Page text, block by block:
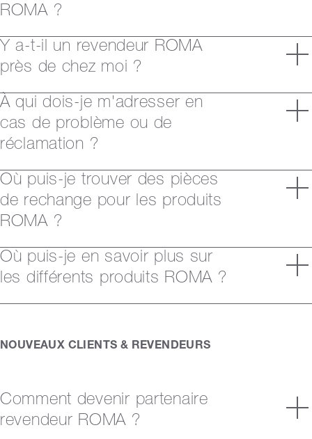
ROMA ?
Y a-t-il un revendeur ROMA
près de chez moi ?
À qui dois-je m'adresser en
cas de problème ou de
réclamation ?
Où puis-je trouver des pièces
de rechange pour les produits
ROMA ?
Où puis-je en savoir plus sur
les différents produits ROMA ?
NOUVEAUX CLIENTS & REVENDEURS
Comment devenir partenaire
revendeur ROMA ?